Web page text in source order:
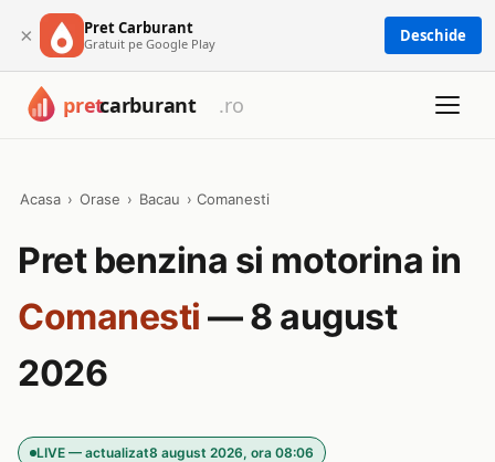
× Pret Carburant
Gratuit pe Google Play Deschide
Acasa › Orase › Bacau › Comanesti
Pret benzina si motorina in
Comanesti — 8 august
2026
LIVE — actualizat8 august 2026, ora 08:06